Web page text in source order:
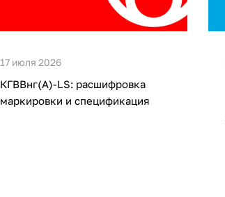
17 июля 2026
КГВВнг(А)-LS: расшифровка
маркировки и спецификация